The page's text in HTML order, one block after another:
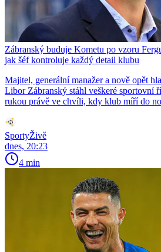
Zábranský buduje Kometu po vzoru
jak šéf kontroluje každý detail klubu
Majitel, generální manažer a nově opět
Libor Zábranský stáhl veškeré sportovní
rukou právě ve chvíli, kdy klub míří do
SportyŽivě
dnes, 20:23
4 min